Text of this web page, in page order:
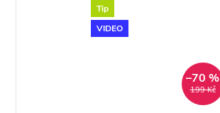
Tip
VIDEO
199 Kč
–70 %